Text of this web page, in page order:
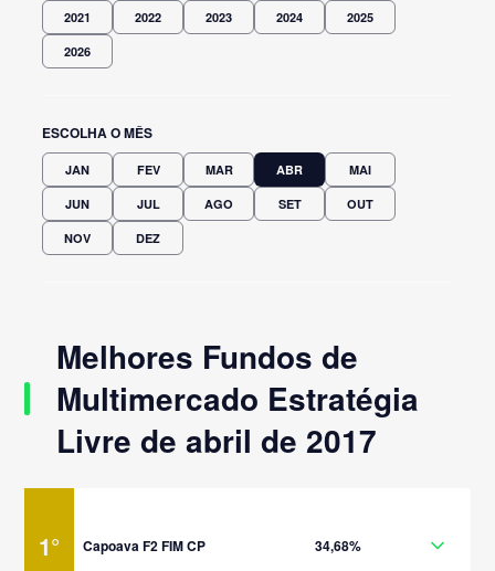
2021 2022 2023 2024 2025
2026
ESCOLHA O MÊS
JAN FEV MAR ABR MAI
JUN JUL AGO SET OUT
NOV DEZ
Melhores Fundos de
Multimercado Estratégia
Livre de abril de 2017
1° Capoava F2 FIM CP 34,68%